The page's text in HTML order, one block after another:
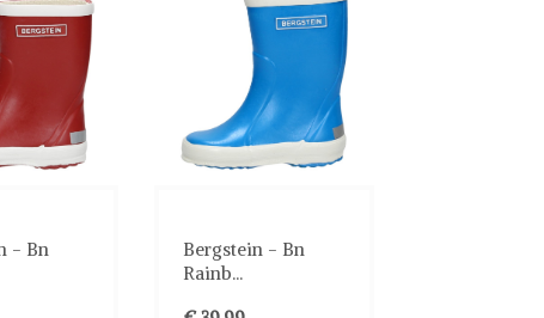
- Bn
Bergstein - Bn
Rainb...